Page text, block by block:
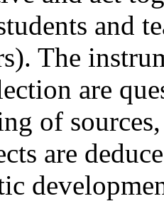
and
The
are
of
are